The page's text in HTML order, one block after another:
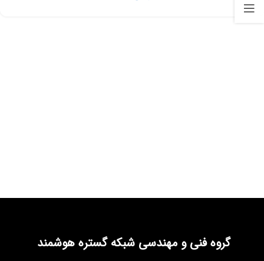
گروه فنی و مهندسی شبکه گستره هوشمند